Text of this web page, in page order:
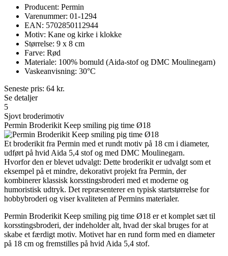
Producent: Permin
Varenummer: 01-1294
EAN: 5702850112944
Motiv: Kane og kirke i klokke
Størrelse: 9 x 8 cm
Farve: Rød
Materiale: 100% bomuld (Aida-stof og DMC Moulinegarn)
Vaskeanvisning: 30°C
Seneste pris: 64 kr.
Se detaljer
5
Sjovt broderimotiv
Permin Broderikit Keep smiling pig time Ø18
Et broderikit fra Permin med et rundt motiv på 18 cm i diameter,
udført på hvid Aida 5,4 stof og med DMC Moulinegarn.
Hvorfor den er blevet udvalgt: Dette broderikit er udvalgt som et
eksempel på et mindre, dekorativt projekt fra Permin, der
kombinerer klassisk korsstingsbroderi med et moderne og
humoristisk udtryk. Det repræsenterer en typisk startstørrelse for
hobbybroderi og viser kvaliteten af Permins materialer.
Permin Broderikit Keep smiling pig time Ø18 er et komplet sæt til
korsstingsbroderi, der indeholder alt, hvad der skal bruges for at
skabe et færdigt motiv. Motivet har en rund form med en diameter
på 18 cm og fremstilles på hvid Aida 5,4 stof.